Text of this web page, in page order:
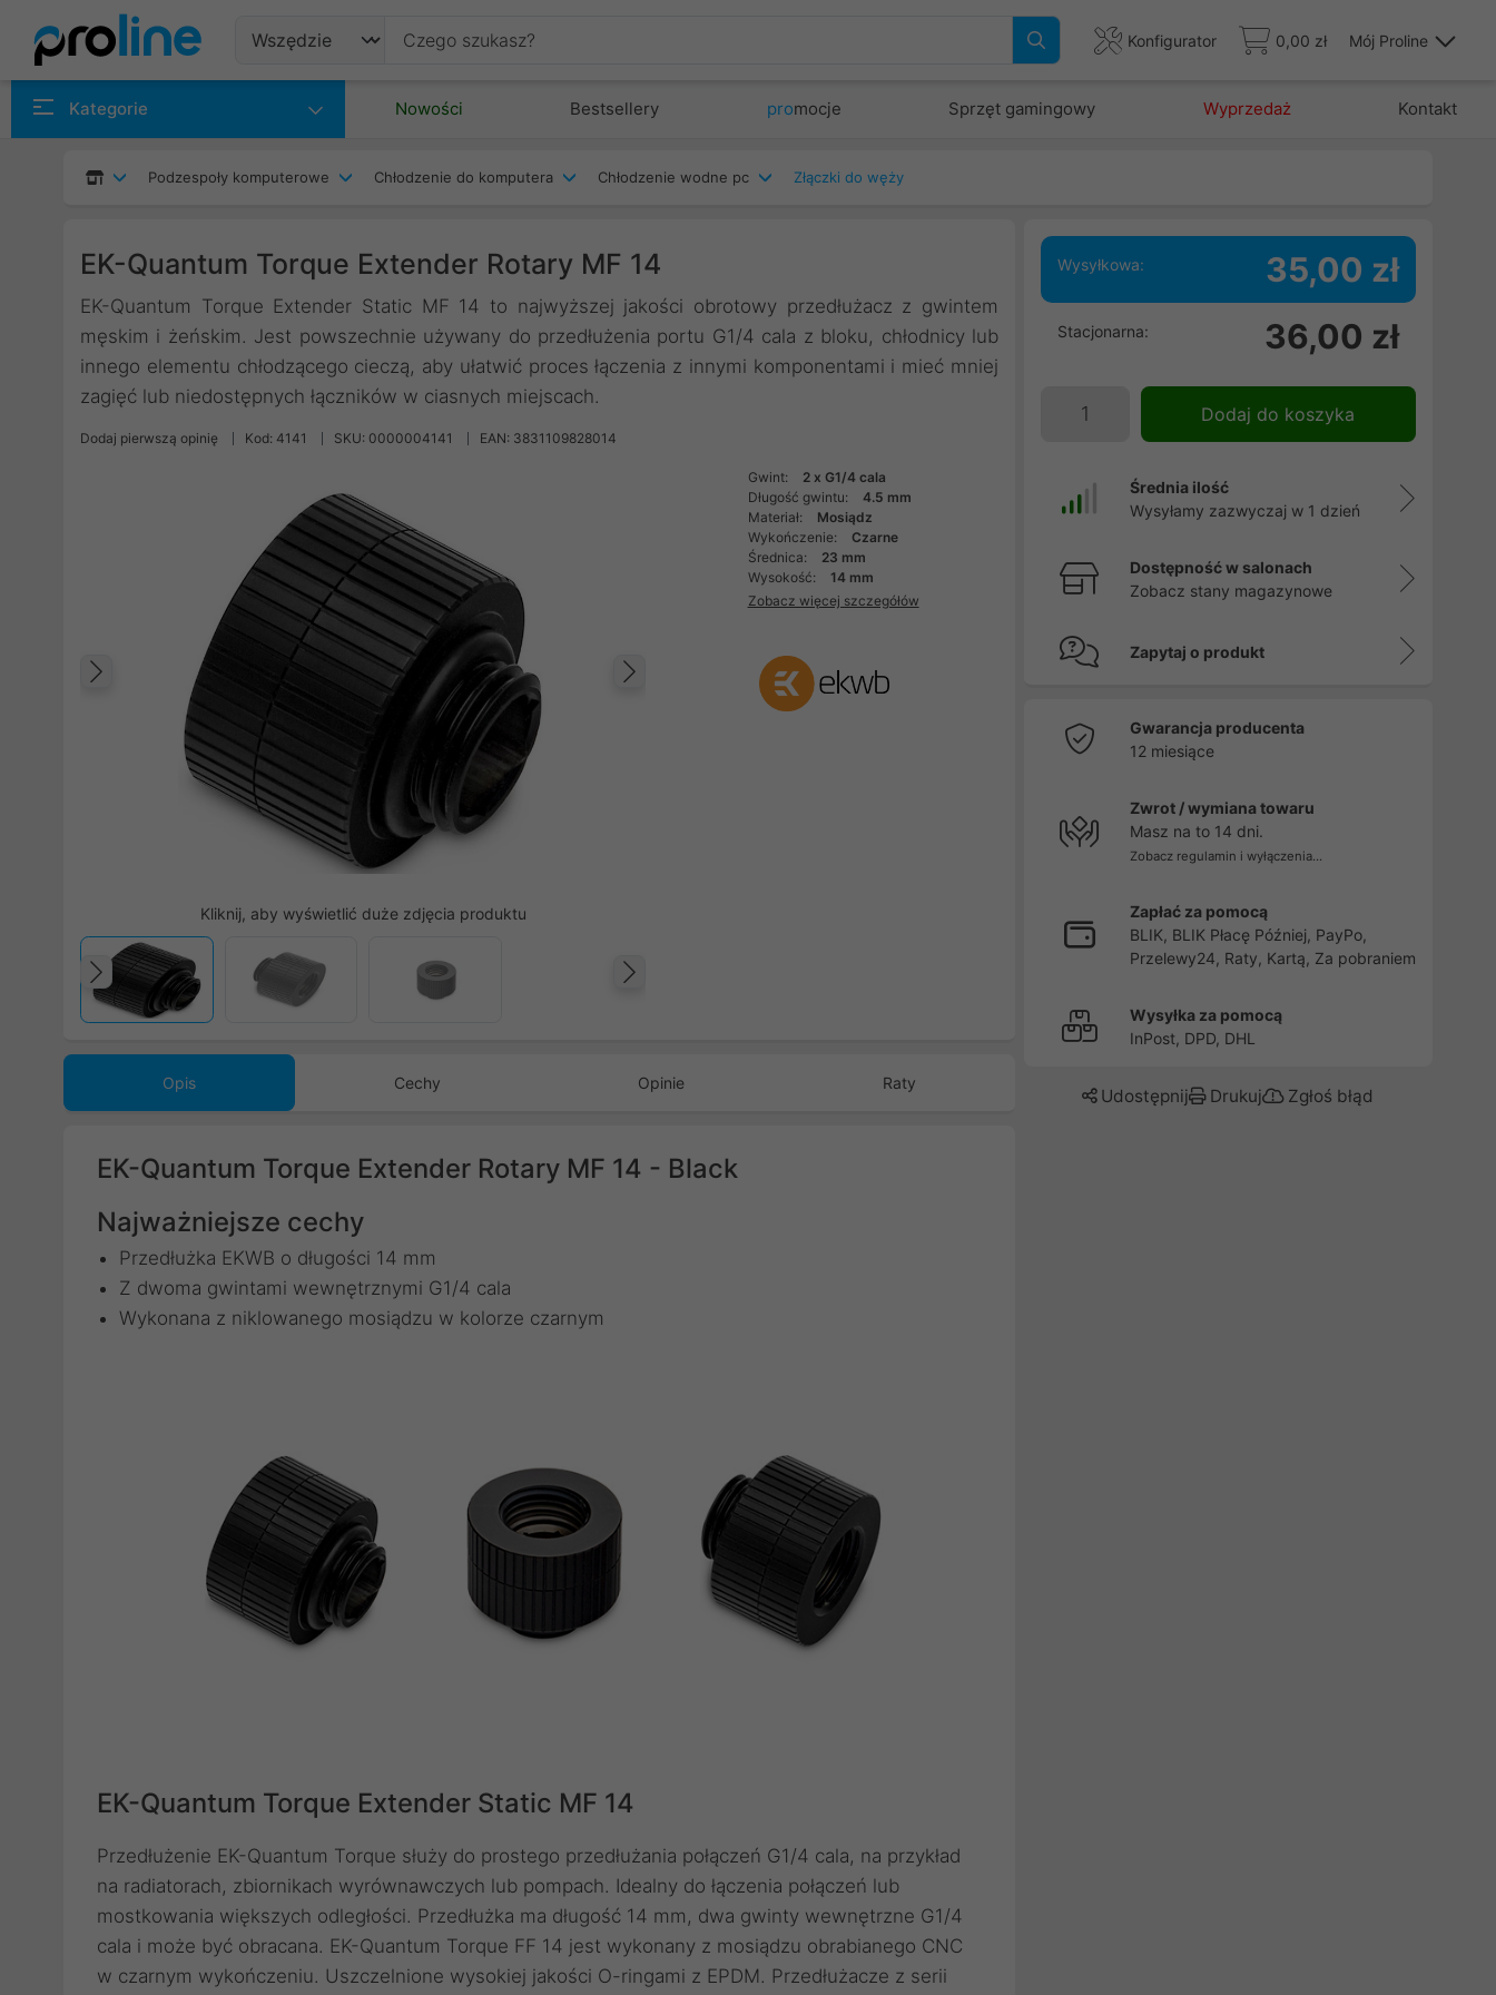
Konfigurator 0,00 zł Mój Proline
Kategorie Nowości Bestsellery promocje Sprzęt gamingowy Wyprzedaż Kontakt
Podzespoły komputerowe Chłodzenie do komputera Chłodzenie wodne pc Złączki do węży
EK-Quantum Torque Extender Rotary MF 14
EK-Quantum Torque Extender Static MF 14 to najwyższej jakości obrotowy przedłużacz z gwintem
męskim i żeńskim. Jest powszechnie używany do przedłużenia portu G1/4 cala z bloku, chłodnicy lub
innego elementu chłodzącego cieczą, aby ułatwić proces łączenia z innymi komponentami i mieć mniej
zagięć lub niedostępnych łączników w ciasnych miejscach.
Dodaj pierwszą opinię Kod: 4141 SKU: 0000004141 EAN: 3831109828014
Następny
Poprzedni
Kliknij, aby wyświetlić duże zdjęcia produktu
Poprzedni
Gwint:
2 x G1/4 cala
Długość gwintu:
4.5 mm
Materiał:
Mosiądz
Wykończenie:
Czarne
Średnica:
23 mm
Wysokość:
14 mm
Zobacz więcej szczegółów
Opis Cechy Opinie Raty
EK-Quantum Torque Extender Rotary MF 14 - Black
Najważniejsze cechy
Przedłużka EKWB o długości 14 mm
Z dwoma gwintami wewnętrznymi G1/4 cala
Wykonana z niklowanego mosiądzu w kolorze czarnym
EK-Quantum Torque Extender Static MF 14
Przedłużenie EK-Quantum Torque służy do prostego przedłużania połączeń G1/4 cala, na przykład
na radiatorach, zbiornikach wyrównawczych lub pompach. Idealny do łączenia połączeń lub
mostkowania większych odległości. Przedłużka ma długość 14 mm, dwa gwinty wewnętrzne G1/4
cala i może być obracana. EK-Quantum Torque FF 14 jest wykonany z mosiądzu obrabianego CNC
w czarnym wykończeniu. Uszczelnione wysokiej jakości O-ringami z EPDM. Przedłużacze z serii
Wysyłkowa: 35,00 zł
Stacjonarna: 36,00 zł
Dodaj do koszyka
Średnia ilość
Wysyłamy zazwyczaj w 1 dzień
Dostępność w salonach
Zobacz stany magazynowe
Zapytaj o produkt
Gwarancja producenta
12 miesiące
Zwrot / wymiana towaru
Masz na to 14 dni.
Zobacz regulamin i wyłączenia...
Zapłać za pomocą
BLIK, BLIK Płacę Później, PayPo,
Przelewy24, Raty, Kartą, Za pobraniem
Wysyłka za pomocą
InPost, DPD, DHL
Udostępnij Drukuj Zgłoś błąd